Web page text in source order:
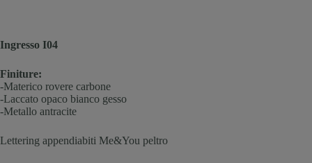
Ingresso I04
Finiture:
-Materico rovere carbone
-Laccato opaco bianco gesso
-Metallo antracite
Lettering appendiabiti Me&You peltro